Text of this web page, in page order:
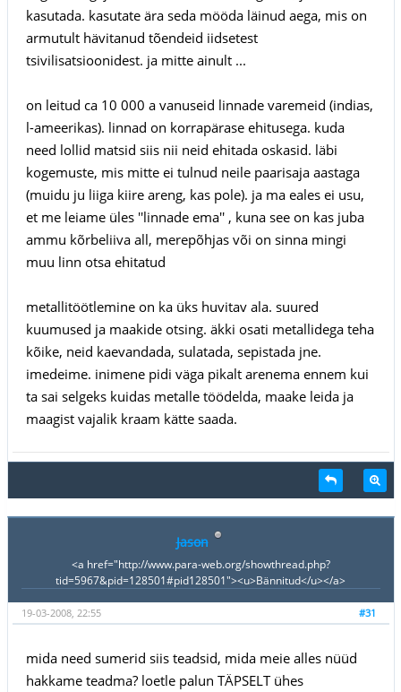
kasutada. kasutate ära seda mööda läinud aega, mis on
armutult hävitanud tõendeid iidsetest
tsivilisatsioonidest. ja mitte ainult ...
on leitud ca 10 000 a vanuseid linnade varemeid (indias,
l-ameerikas). linnad on korrapärase ehitusega. kuda
need lollid matsid siis nii neid ehitada oskasid. läbi
kogemuste, mis mitte ei tulnud neile paarisaja aastaga
(muidu ju liiga kiire areng, kas pole). ja ma eales ei usu,
et me leiame üles ''linnade ema'' , kuna see on kas juba
ammu kõrbeliiva all, merepõhjas või on sinna mingi
muu linn otsa ehitatud
metallitöötlemine on ka üks huvitav ala. suured
kuumused ja maakide otsing. äkki osati metallidega teha
kõike, neid kaevandada, sulatada, sepistada jne.
imedeime. inimene pidi väga pikalt arenema ennem kui
ta sai selgeks kuidas metalle töödelda, maake leida ja
maagist vajalik kraam kätte saada.
Jason
<a href="http://www.para-web.org/showthread.php?
tid=5967&pid=128501#pid128501"><u>Bännitud</u></a>
#31
19-03-2008, 22:55
mida need sumerid siis teadsid, mida meie alles nüüd
hakkame teadma? loetle palun TÄPSELT ühes